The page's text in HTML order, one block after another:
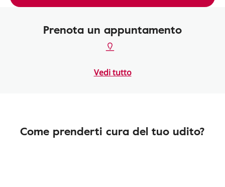
Prenota un appuntamento
Vedi tutto
Come prenderti cura del tuo udito?